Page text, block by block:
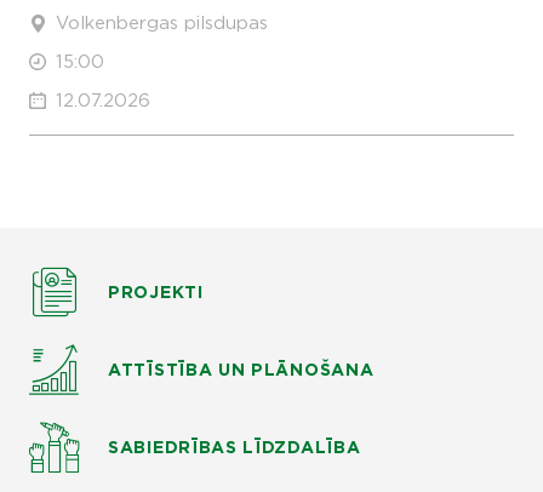
Volkenbergas pilsdupas
15:00
12.07.2026
PROJEKTI
ATTĪSTĪBA UN PLĀNOŠANA
SABIEDRĪBAS LĪDZDALĪBA